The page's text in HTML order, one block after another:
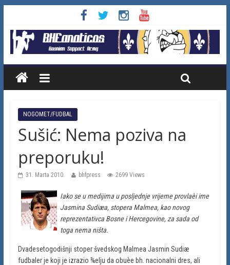
NOGOMET/FUDBAL
Sušić: Nema poziva na
preporuku!
31. Marta 2010. bhfpress 2699 Views
Iako se u medijima u posljednje vrijeme provlaèi ime
Jasmina Sudiæa, stopera Malmea, kao novog
reprezentativca Bosne i Hercegovine, za sada od
toga nema ništa.
Dvadesetogodišnji stoper švedskog Malmea Jasmin Sudiæ
fudbaler je koji je izrazio ¾elju da obuèe bh. nacionalni dres, ali